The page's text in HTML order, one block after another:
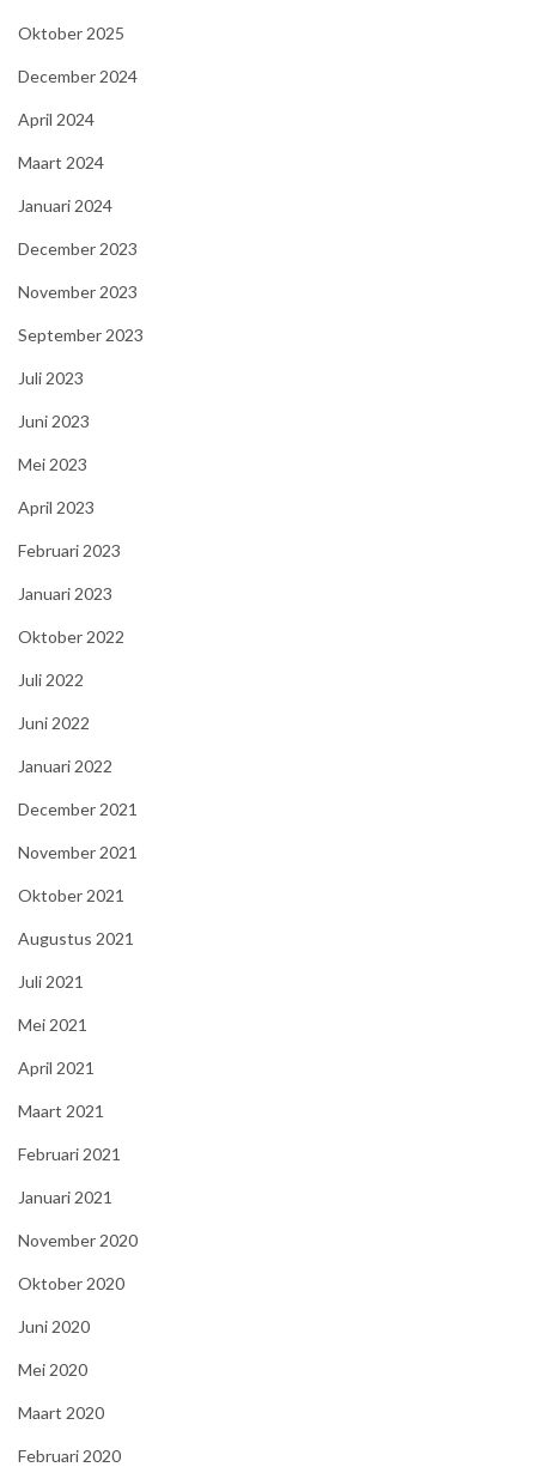
Oktober 2025
December 2024
April 2024
Maart 2024
Januari 2024
December 2023
November 2023
September 2023
Juli 2023
Juni 2023
Mei 2023
April 2023
Februari 2023
Januari 2023
Oktober 2022
Juli 2022
Juni 2022
Januari 2022
December 2021
November 2021
Oktober 2021
Augustus 2021
Juli 2021
Mei 2021
April 2021
Maart 2021
Februari 2021
Januari 2021
November 2020
Oktober 2020
Juni 2020
Mei 2020
Maart 2020
Februari 2020